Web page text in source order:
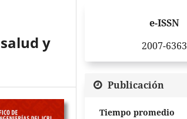
y
e-ISSN
2007-6363
Publicación
Tiempo promedio